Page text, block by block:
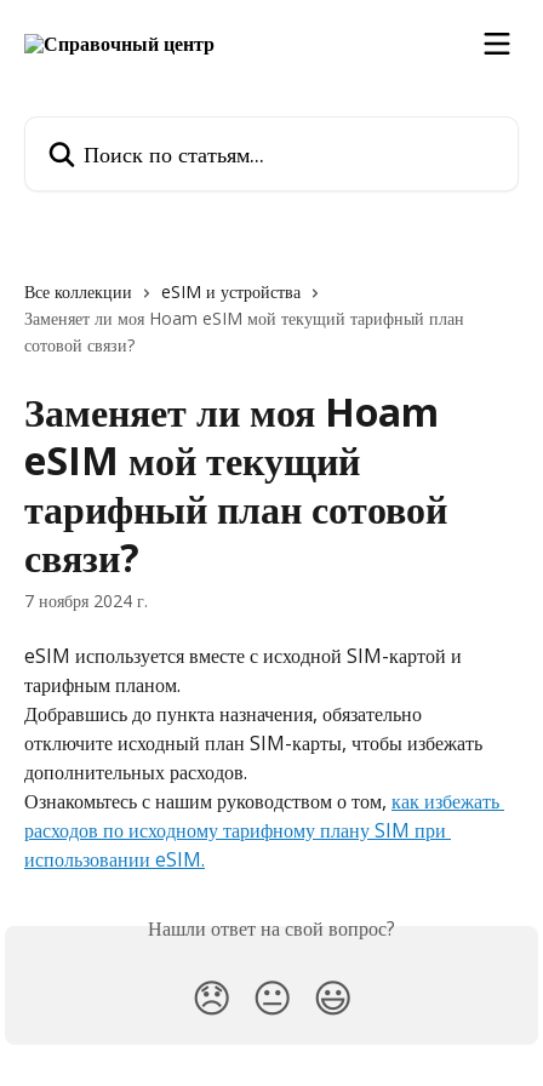
Все коллекции
eSIM и устройства
Заменяет ли моя Hoam eSIM мой текущий тарифный план
сотовой связи?
Заменяет ли моя Hoam
eSIM мой текущий
тарифный план сотовой
связи?
7 ноября 2024 г.
eSIM используется вместе с исходной SIM-картой и
тарифным планом.
Добравшись до пункта назначения, обязательно
отключите исходный план SIM-карты, чтобы избежать
дополнительных расходов.
Ознакомьтесь с нашим руководством о том, как избежать
расходов по исходному тарифному плану SIM при
использовании eSIM.
Нашли ответ на свой вопрос?
😞 😐 😃